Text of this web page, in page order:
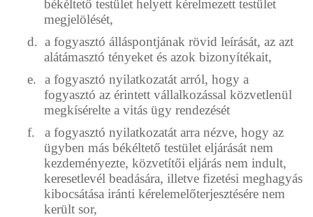
békéltető testület helyett kérelmezett testület
megjelölését,
d. a fogyasztó álláspontjának rövid leírását, az azt
alátámasztó tényeket és azok bizonyítékait,
e.
a fogyasztó nyilatkozatát arról, hogy a
fogyasztó az érintett vállalkozással közvetlenül
megkísérelte a vitás ügy rendezését
f.
a fogyasztó nyilatkozatát arra nézve, hogy az
ügyben más békéltető testület eljárását nem
kezdeményezte, közvetítői eljárás nem indult,
keresetlevél beadására, illetve fizetési meghagyás
kibocsátása iránti kérelemelőterjesztésére nem
került sor,